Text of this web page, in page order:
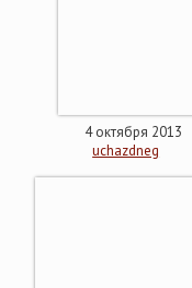
4 октября 2013
uchazdneg